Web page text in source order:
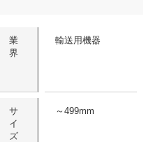
業
界
輸送用機器
サ
イ
ズ
～499mm